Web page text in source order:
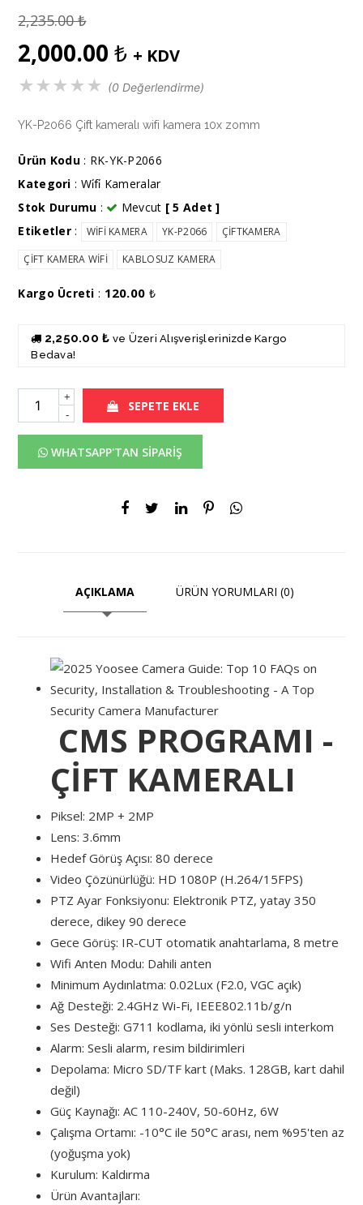
2,235.00₺
2,000.00₺ + KDV
★ ★ ★ ★ ★ (0 Değerlendirme)
YK-P2066 Çift kameralı wifi kamera 10x zomm
Ürün Kodu: RK-YK-P2066
Kategori : Wi̇fi̇ Kameralar
Stok Durumu : Mevcut [ 5 Adet ]
Etiketler: WİFİ KAMERA YK-P2066
ÇİFTKAMERA
ÇİFT KAMERA WİFİ
KABLOSUZ KAMERA
Kargo Ücreti : 120.00 ₺
2,250.00 ₺ ve Üzeri Alışverişlerinizde Kargo
Bedava!
+
-
SEPETE EKLE
WHATSAPP'TAN SİPARİŞ
AÇIKLAMA ÜRÜN YORUMLARI (0)
CMS PROGRAMI -
ÇİFT KAMERALI
Piksel: 2MP + 2MP
Lens: 3.6mm
Hedef Görüş Açısı: 80 derece
Video Çözünürlüğü: HD 1080P (H.264/15FPS)
PTZ Ayar Fonksiyonu: Elektronik PTZ, yatay 350
derece, dikey 90 derece
Gece Görüş: IR-CUT otomatik anahtarlama, 8 metre
Wifi Anten Modu: Dahili anten
Minimum Aydınlatma: 0.02Lux (F2.0, VGC açık)
Ağ Desteği: 2.4GHz Wi-Fi, IEEE802.11b/g/n
Ses Desteği: G711 kodlama, iki yönlü sesli interkom
Alarm: Sesli alarm, resim bildirimleri
Depolama: Micro SD/TF kart (Maks. 128GB, kart dahil
değil)
Güç Kaynağı: AC 110-240V, 50-60Hz, 6W
Çalışma Ortamı: -10°C ile 50°C arası, nem %95'ten az
(yoğuşma yok)
Kurulum: Kaldırma
Ürün Avantajları: